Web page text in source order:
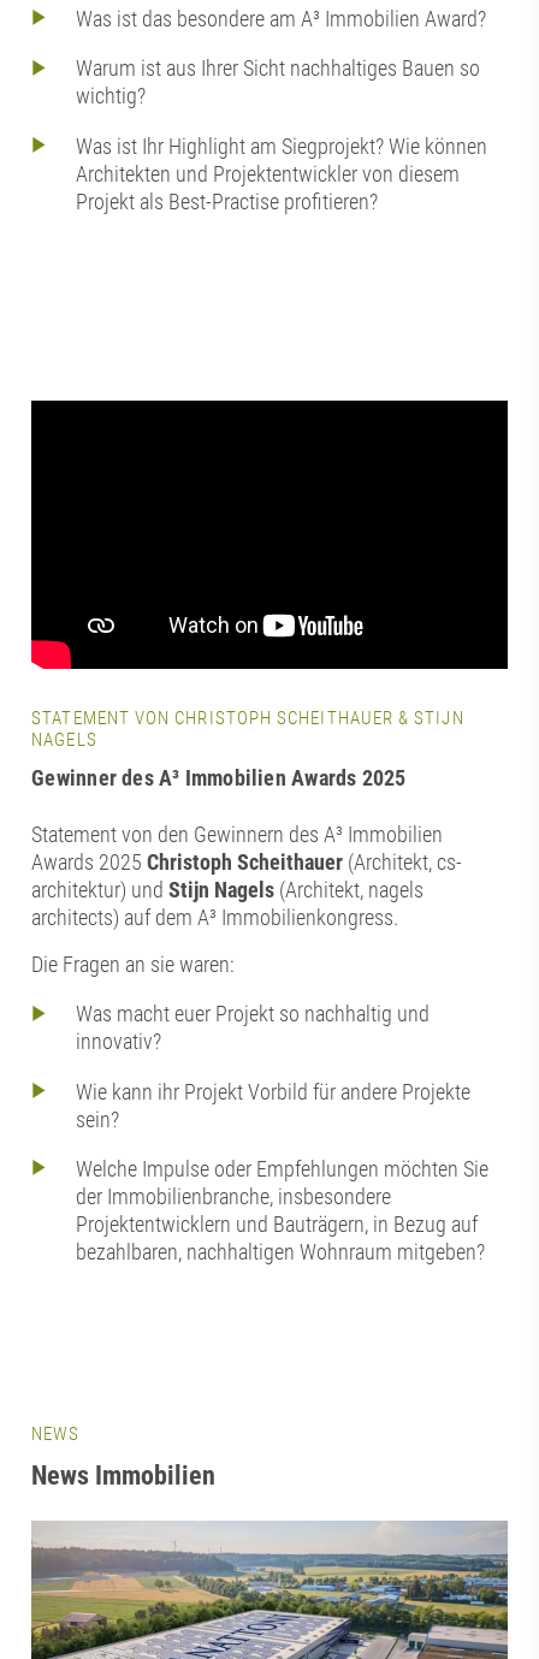
Was ist das besondere am A³ Immobilien Award?
Warum ist aus Ihrer Sicht nachhaltiges Bauen so
wichtig?
Was ist Ihr Highlight am Siegprojekt? Wie können
Architekten und Projektentwickler von diesem
Projekt als Best-Practise profitieren?
STATEMENT VON CHRISTOPH SCHEITHAUER & STIJN
NAGELS
Gewinner des A³ Immobilien Awards 2025
Statement von den Gewinnern des A³ Immobilien
Awards 2025Christoph Scheithauer (Architekt, cs-
architektur) undStijn Nagels (Architekt, nagels
architects) auf dem A³ Immobilienkongress.
Die Fragen an sie waren:
Was macht euer Projekt so nachhaltig und
innovativ?
Wie kann ihr Projekt Vorbild für andere Projekte
sein?
Welche Impulse oder Empfehlungen möchten Sie
der Immobilienbranche, insbesondere
Projektentwicklern und Bauträgern, in Bezug auf
bezahlbaren, nachhaltigen Wohnraum mitgeben?
NEWS
News Immobilien